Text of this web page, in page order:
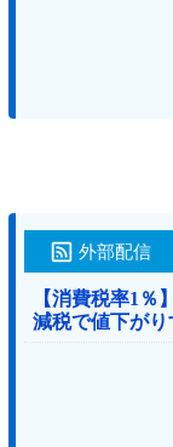
外部配信
【消費税率1
減税で値下が
価格を変えない